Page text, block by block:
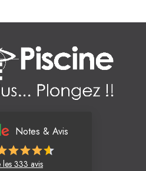
Notes & Avis
les 333 avis